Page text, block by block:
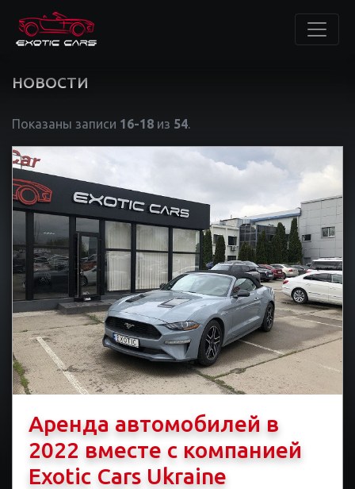
НОВОСТИ
Показаны записи 16-18 из 54.
Аренда автомобилей в
2022 вместе с компанией
Exotic Cars Ukraine